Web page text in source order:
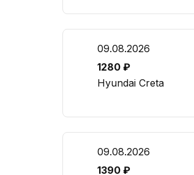
09.08.2026
1280 ₽
Hyundai Creta
09.08.2026
1390 ₽